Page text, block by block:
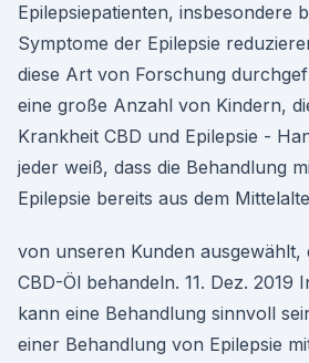
Epilepsiepatienten, insbesondere
Symptome der Epilepsie
diese Art von Forschung
eine große Anzahl von Kindern,
Krankheit CBD und Epilepsie -
jeder weiß, dass die Behandlung
Epilepsie bereits aus dem
von unseren Kunden ausgewählt,
CBD-Öl behandeln. 11. Dez. 2019
kann eine Behandlung sinnvoll
einer Behandlung von Epilepsie